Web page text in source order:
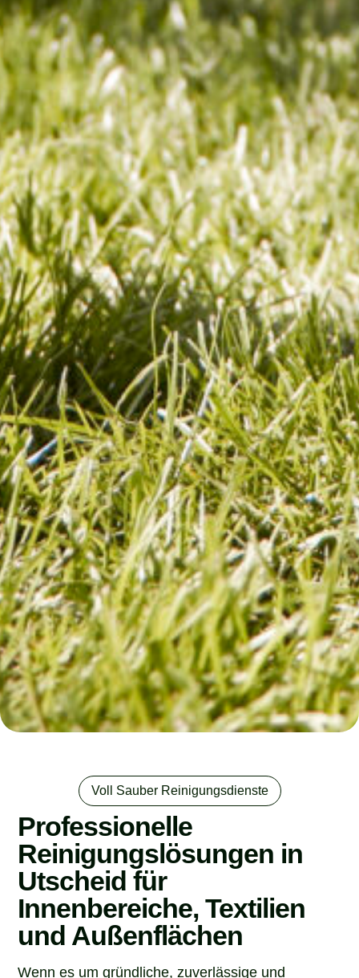
Voll Sauber Reinigungsdienste
Professionelle
Reinigungslösungen in
Utscheid für
Innenbereiche, Textilien
und Außenflächen
Wenn es um gründliche, zuverlässige und